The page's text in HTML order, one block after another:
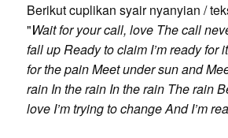
Berikut cuplikan syair nyanyian /
"Wait for your call, love The call
fall up Ready to claim I’m ready for
for the pain Meet under sun and
rain In the rain In the rain The rain
love I’m trying to change And I’m